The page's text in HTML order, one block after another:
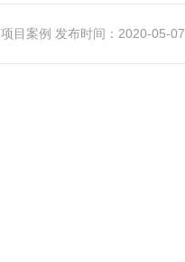
项目案例 发布时间：2020-05-07